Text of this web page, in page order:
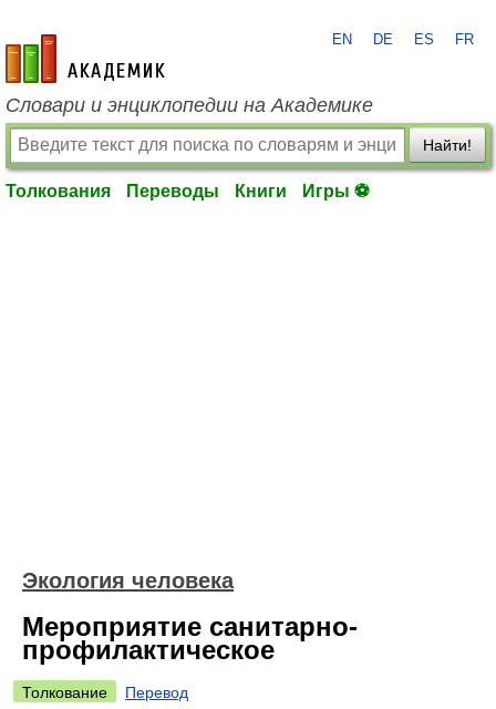
academic.ru
EN DE ES FR
Словари и энциклопедии на Академике
Найти!
Толкования Переводы Книги Игры ⚽
Экология человека
Мероприятие санитарно-
профилактическое
Толкование
Перевод